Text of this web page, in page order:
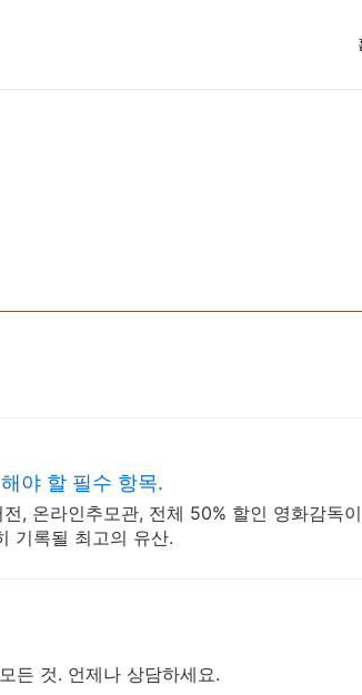
야 할 필수 항목.
, 온라인추모관, 전체 50% 할인 영화감독
기록될 최고의 유산.
든 것. 언제나 상담하세요.